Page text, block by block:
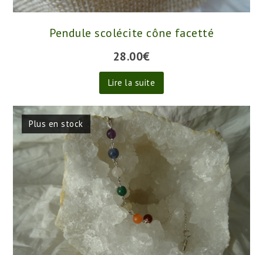
Pendule scolécite cône facetté
28.00€
Lire la suite
Plus en stock